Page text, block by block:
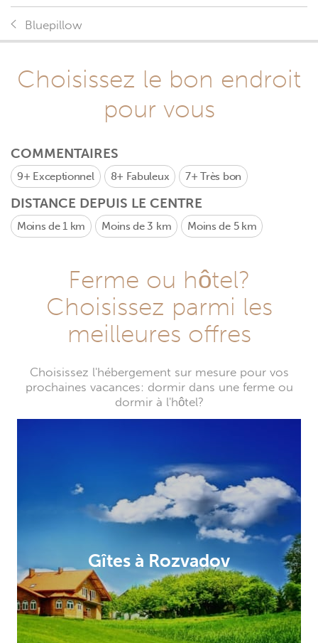
Bluepillow
Choisissez le bon endroit
pour vous
COMMENTAIRES
9+ Exceptionnel 8+ Fabuleux 7+Très bon
DISTANCE DEPUIS LE CENTRE
Moins de 1 km Moins de 3 km Moins de 5 km
Ferme ou hôtel?
Choisissez parmi les
meilleures offres
Choisissez l'hébergement sur mesure pour vos
prochaines vacances: dormir dans une ferme ou
dormir à l'hôtel?
Gîtes à Rozvadov